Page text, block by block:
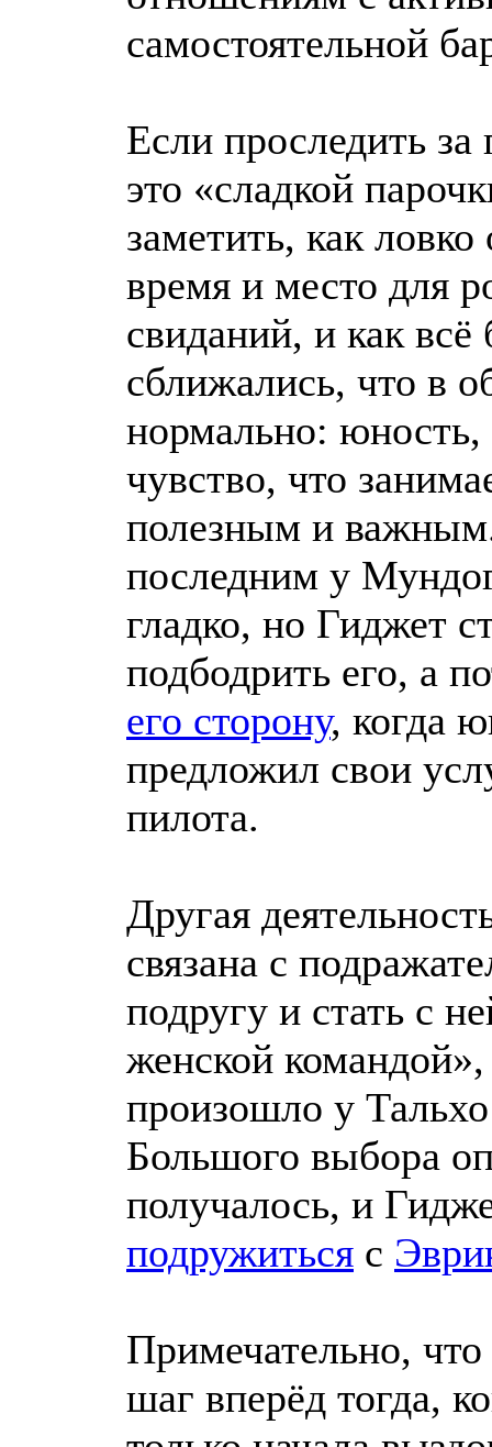
самостоятельной
Если проследить
это «сладкой
заметить, как
время и место для
свиданий, и как всё
сближались, что в
нормально:
чувство, что
полезным и
последним у
гладко, но Гиджет
подбодрить его, а
его сторону, когда
предложил свои
пилота.
Другая
связана с
подругу и стать с
женской командой»,
произошло у
Большого выбора
получалось, и
подружиться с
Примечательно, что
шаг вперёд тогда,